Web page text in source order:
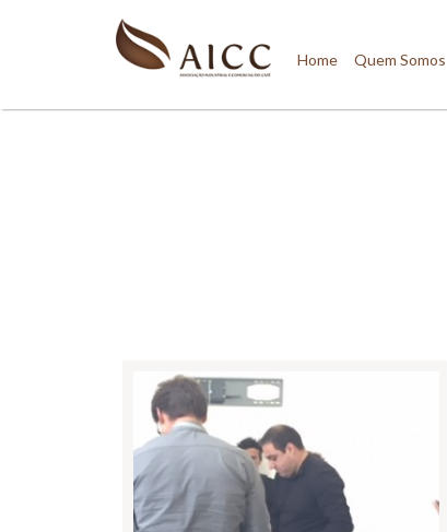
Home Quem Somos